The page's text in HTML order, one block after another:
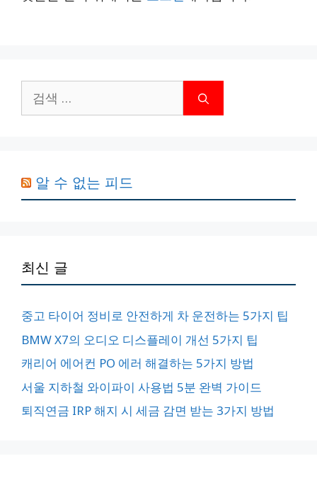
색:
알 수 없는 피드
최신 글
중고 타이어 정비로 안전하게 차 운전하는 5가지 팁
BMW X7의 오디오 디스플레이 개선 5가지 팁
캐리어 에어컨 PO 에러 해결하는 5가지 방법
서울 지하철 와이파이 사용법 5분 완벽 가이드
퇴직연금 IRP 해지 시 세금 감면 받는 3가지 방법